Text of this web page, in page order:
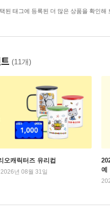
된 태그에 등록된 더 많은 상품을 확인해
(11개)
오캐릭터즈 유리컵
년 08월 31일
예